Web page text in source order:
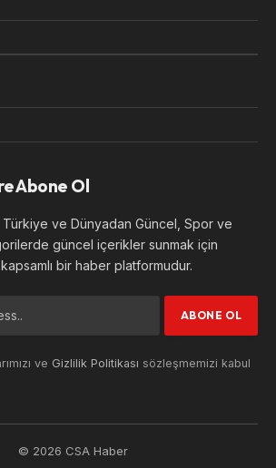
Abone Ol
ve Dünyadan Güncel, Spor ve
güncel içerikler sunmak için
bir haber platformudur.
ve Gizlilik Politikası sözleşmemizi kabul
© 2026 CSA Haber